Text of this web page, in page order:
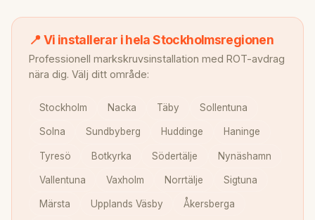
📍 Vi installerar i hela Stockholmsregionen
Professionell markskruvsinstallation med ROT-avdrag
nära dig. Välj ditt område:
Stockholm Nacka Täby Sollentuna
Solna Sundbyberg Huddinge Haninge
Tyresö Botkyrka Södertälje Nynäshamn
Vallentuna Vaxholm Norrtälje Sigtuna
Märsta Upplands Väsby Åkersberga